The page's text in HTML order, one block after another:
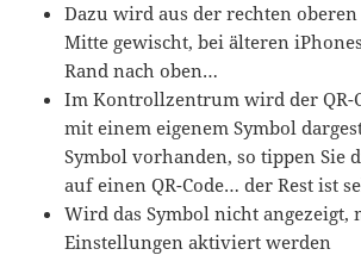
Dazu wird aus der rechten
Mitte gewischt, bei älteren
Rand nach oben…
Im Kontrollzentrum wird der QR-
mit einem eigenem Symbol
Symbol vorhanden, so tippen Sie
auf einen QR-Code… der Rest ist
Wird das Symbol nicht angezeigt,
Einstellungen aktiviert werden